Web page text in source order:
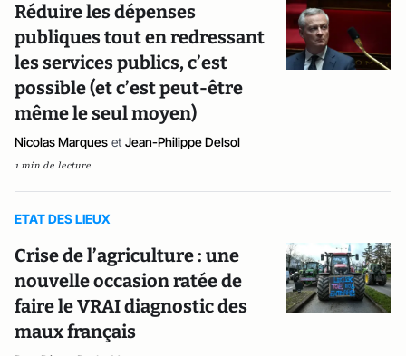
Réduire les dépenses
publiques tout en redressant
les services publics, c’est
possible (et c’est peut-être
même le seul moyen)
Nicolas Marques et Jean-Philippe Delsol
1 min de lecture
ETAT DES LIEUX
Crise de l’agriculture : une
nouvelle occasion ratée de
faire le VRAI diagnostic des
maux français